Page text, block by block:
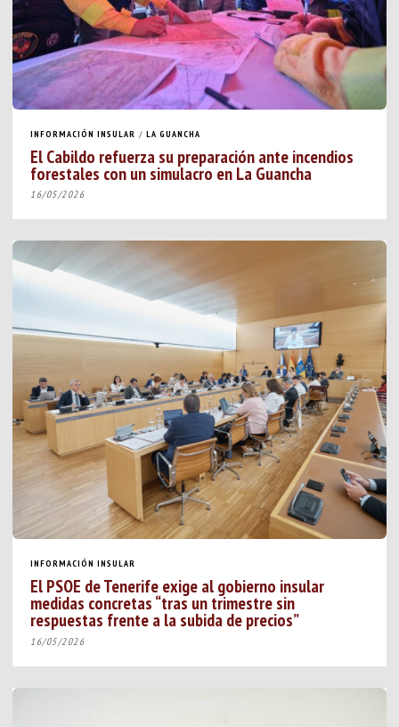
INFORMACIÓN INSULAR / LA GUANCHA
El Cabildo refuerza su preparación ante incendios
forestales con un simulacro en La Guancha
16/05/2026
INFORMACIÓN INSULAR
El PSOE de Tenerife exige al gobierno insular
medidas concretas “tras un trimestre sin
respuestas frente a la subida de precios”
16/05/2026